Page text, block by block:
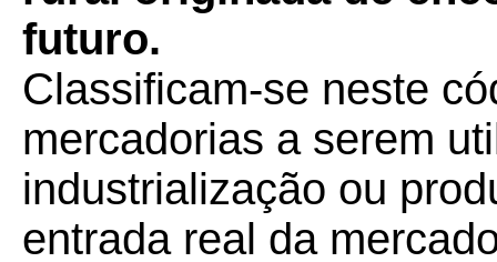
futuro.
Classificam-se neste
mercadorias a serem
industrialização ou
entrada real da